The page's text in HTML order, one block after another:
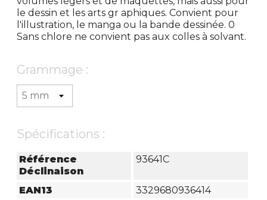
le dessin et les arts gr aphiques. Convient pour
l'illustration, le manga ou la bande dessinée. 0
Sans chlore ne convient pas aux colles à solvant.
Grammage :
Spécifications :
Référence
Déclinaison
93641C
EAN13
3329680936414